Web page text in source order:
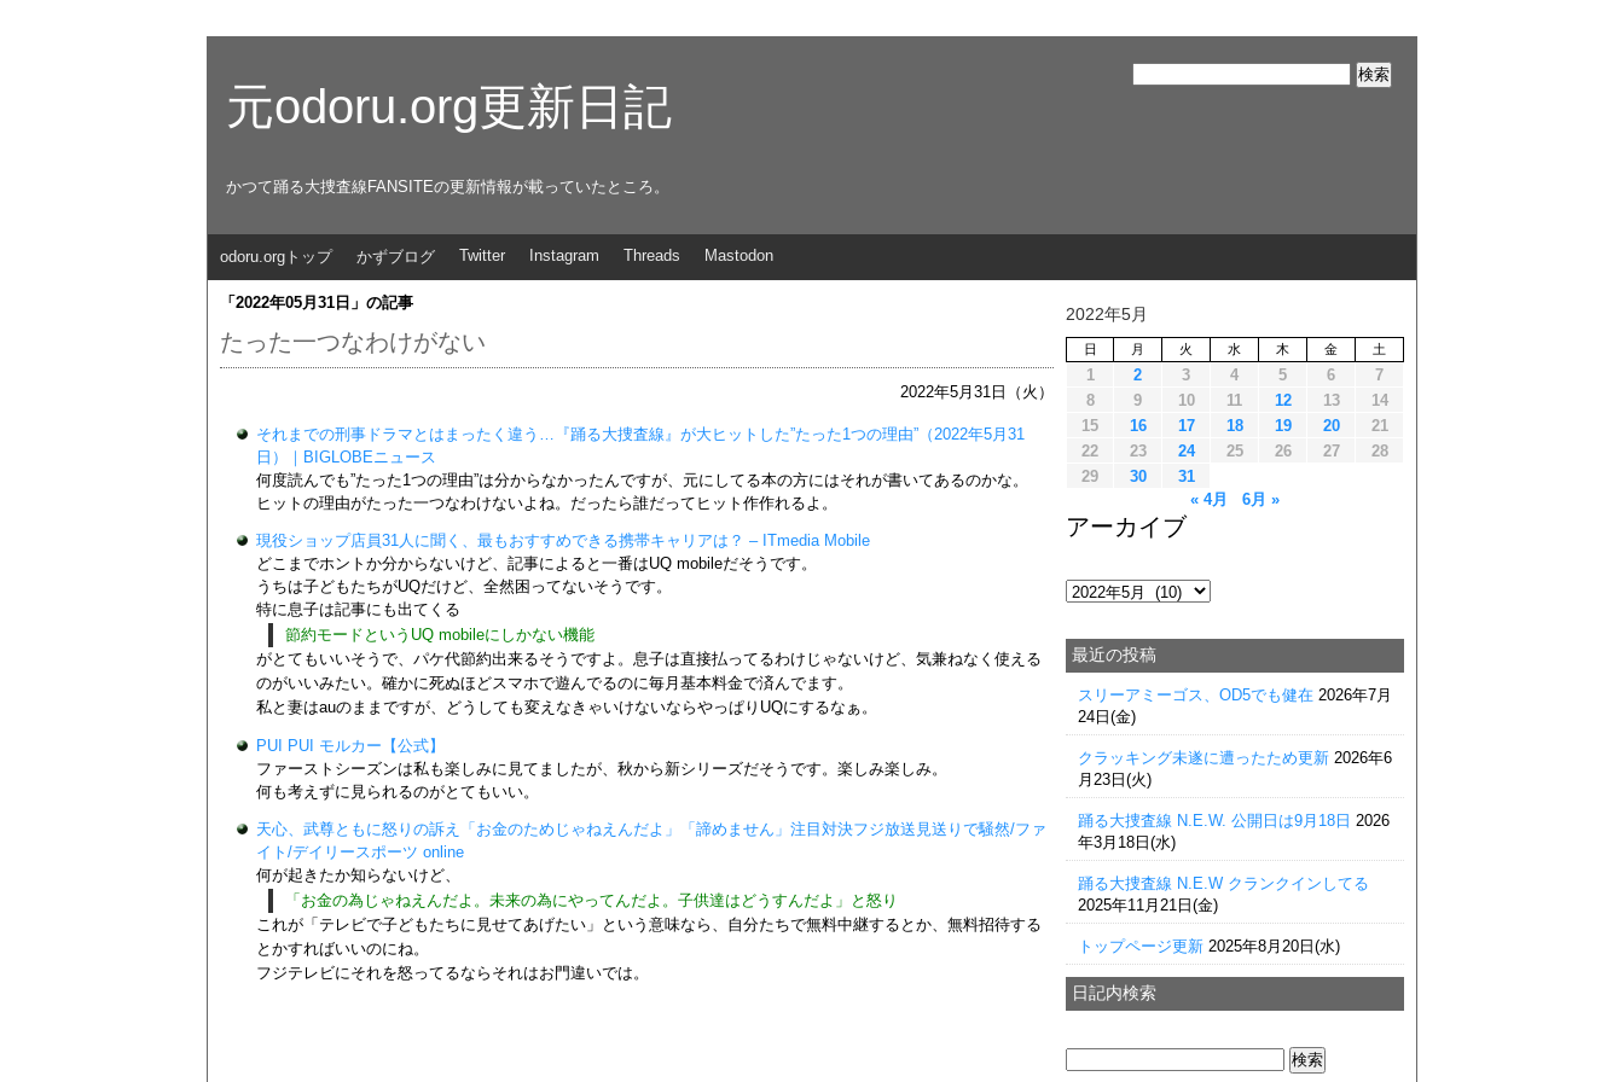
元odoru.org更新日記
かつて踊る大捜査線FANSITEの更新情報が載っていたところ。
odoru.orgトップ かずブログ Twitter Instagram Threads Mastodon
「2022年05月31日」の記事
たった一つなわけがない
2022年5月31日（火）
それまでの刑事ドラマとはまったく違う…『踊る大捜査線』が大ヒットした”たった1つの理由”（2022年5月31
日）｜BIGLOBEニュース
何度読んでも”たった1つの理由”は分からなかったんですが、元にしてる本の方にはそれが書いてあるのかな。
ヒットの理由がたった一つなわけないよね。だったら誰だってヒット作作れるよ。
現役ショップ店員31人に聞く、最もおすすめできる携帯キャリアは？ – ITmedia Mobile
どこまでホントか分からないけど、記事によると一番はUQ mobileだそうです。
うちは子どもたちがUQだけど、全然困ってないそうです。
特に息子は記事にも出てくる
節約モードというUQ mobileにしかない機能
がとてもいいそうで、パケ代節約出来るそうですよ。息子は直接払ってるわけじゃないけど、気兼ねなく使える
のがいいみたい。確かに死ぬほどスマホで遊んでるのに毎月基本料金で済んでます。
私と妻はauのままですが、どうしても変えなきゃいけないならやっぱりUQにするなぁ。
PUI PUI モルカー【公式】
ファーストシーズンは私も楽しみに見てましたが、秋から新シリーズだそうです。楽しみ楽しみ。
何も考えずに見られるのがとてもいい。
天心、武尊ともに怒りの訴え「お金のためじゃねえんだよ」「諦めません」注目対決フジ放送見送りで騒然/ファ
イト/デイリースポーツ online
何が起きたか知らないけど、
「お金の為じゃねえんだよ。未来の為にやってんだよ。子供達はどうすんだよ」と怒り
これが「テレビで子どもたちに見せてあげたい」という意味なら、自分たちで無料中継するとか、無料招待する
とかすればいいのにね。
フジテレビにそれを怒ってるならそれはお門違いでは。
2022年5月
日 月 火 水 木 金 土
1 2 3 4 5 6
7
8
9 10 11 12 13
14
15
16 17 18 19 20
21
22
23 24 25 26 27
28
29
30
31
« 4月
6月 »
アーカイブ
最近の投稿
スリーアミーゴス、OD5でも健在 2026年7月
24日(金)
クラッキング未遂に遭ったため更新 2026年6
月23日(火)
踊る大捜査線 N.E.W. 公開日は9月18日 2026
年3月18日(水)
踊る大捜査線 N.E.W クランクインしてる
2025年11月21日(金)
トップページ更新 2025年8月20日(水)
日記内検索